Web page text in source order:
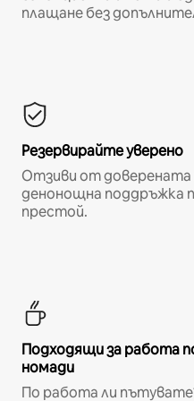
плащане без
Резервирайте уверено
Отзиви от
денонощна поддръжка
престой.
Подходящи за работа
номади
По работа ли